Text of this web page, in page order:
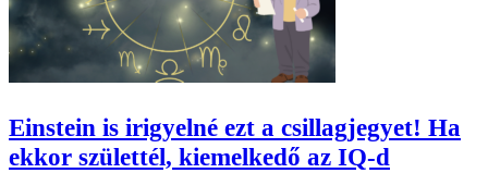
Einstein is irigyelné ezt a csillagjegyet! Ha
ekkor születtél, kiemelkedő az IQ-d